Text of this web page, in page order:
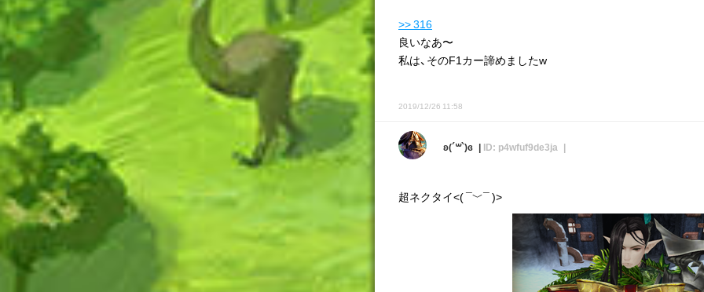
>> 316
良いなあ〜
私は、そのF1カー諦めましたw
2019/12/26 11:58
ʚ(´꒳`)ɞ ID: p4wfuf9de3ja
超ネクタイ<( ¯﹀¯ )>